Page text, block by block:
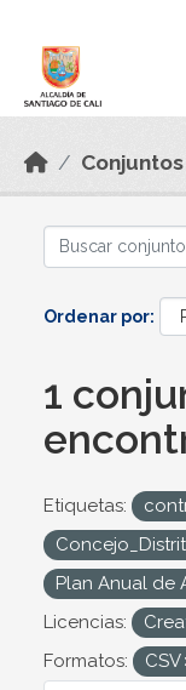
Ordenar por
1
Etiquetas:
Plan Anual de
Licencias:
Formatos:
CSV